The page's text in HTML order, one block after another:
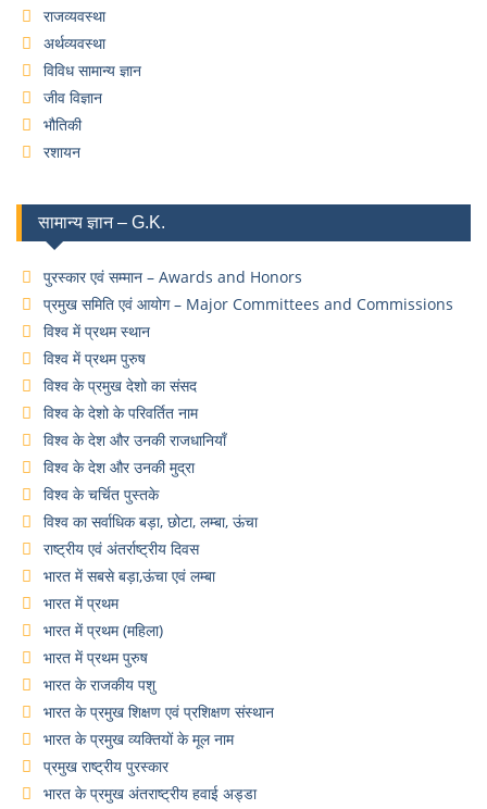
राजव्यवस्था
अर्थव्यवस्था
विविध सामान्य ज्ञान
जीव विज्ञान
भौतिकी
रशायन
सामान्य ज्ञान – G.K.
पुरस्कार एवं सम्मान – Awards and Honors
प्रमुख समिति एवं आयोग – Major Committees and Commissions
विश्व में प्रथम स्थान
विश्व में प्रथम पुरुष
विश्व के प्रमुख देशो का संसद
विश्व के देशो के परिवर्तित नाम
विश्व के देश और उनकी राजधानियाँ
विश्व के देश और उनकी मुद्रा
विश्व के चर्चित पुस्तके
विश्व का सर्वाधिक बड़ा, छोटा, लम्बा, ऊंचा
राष्ट्रीय एवं अंतर्राष्ट्रीय दिवस
भारत में सबसे बड़ा,ऊंचा एवं लम्बा
भारत में प्रथम
भारत में प्रथम (महिला)
भारत में प्रथम पुरुष
भारत के राजकीय पशु
भारत के प्रमुख शिक्षण एवं प्रशिक्षण संस्थान
भारत के प्रमुख व्यक्तियों के मूल नाम
प्रमुख राष्ट्रीय पुरस्कार
भारत के प्रमुख अंतराष्ट्रीय हवाई अड्डा